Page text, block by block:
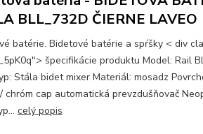
BLL_732D ČIERNE LAVEO
batérie. Bidetové batérie a spŕšky < div
špecifikácie produktu Model: Rail
Stála bidet mixer Materiál: mosadz
chróm cap automatická prevzdušňovač
celý popis